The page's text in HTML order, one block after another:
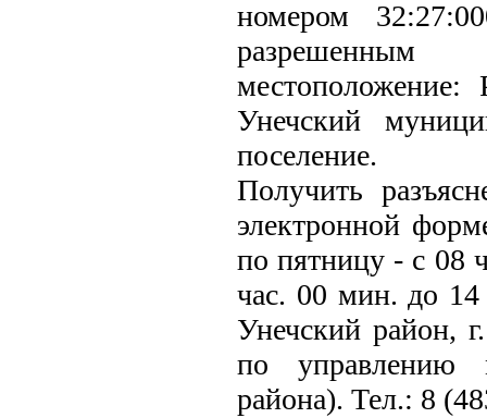
номером
разрешенным
местоположение:
Унечский
поселение.
Получить
электронной
по пятницу - с 08
час. 00 мин. до 14
Унечский район,
по управлению
района). Тел.: 8